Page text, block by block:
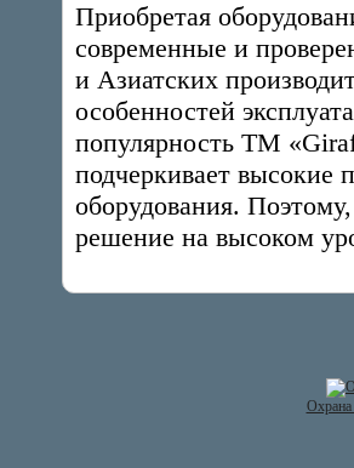
Приобретая
современные и
и Азиатских
особенностей
популярность ТМ
подчеркивает высокие
оборудования.
решение на высоком